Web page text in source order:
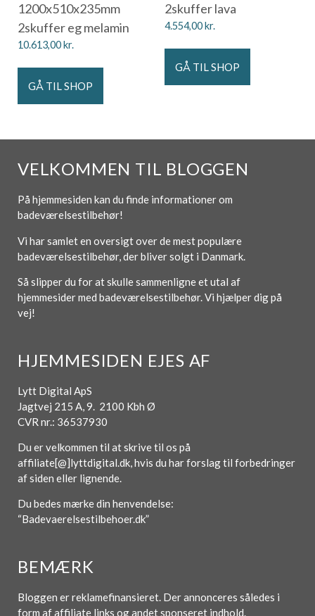
1200x510x235mm
2skuffer eg melamin
10.613,00kr.
GÅ TIL SHOP
2skuffer lava
4.554,00kr.
GÅ TIL SHOP
VELKOMMEN TIL BLOGGEN
På hjemmesiden kan du finde informationer om
badeværelsestilbehør!
Vi har samlet en oversigt over de mest populære
badeværelsestilbehør, der bliver solgt i Danmark.
Så slipper du for at skulle sammenligne et utal af
hjemmesider med badeværelsestilbehør. Vi hjælper dig på
vej!
HJEMMESIDEN EJES AF
Lytt Digital ApS
Jagtvej 215 A, 9. 2100 Kbh Ø
CVR nr.: 36537930
Du er velkommen til at skrive til os på
affiliate[@]lyttdigital.dk, hvis du har forslag til forbedringer
af siden eller lignende.
Du bedes mærke din henvendelse:
“Badevaerelsestilbehoer.dk”
BEMÆRK
Bloggen er reklamefinansieret. Der annonceres således i
form af affiliate links og andet sponseret indhold.